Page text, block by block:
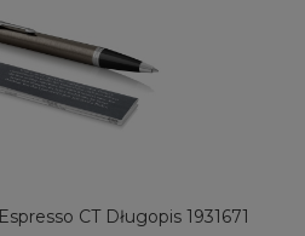
CT Długopis 1931671